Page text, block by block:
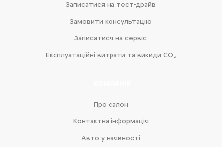
Записатися на тест-драйв
Замовити консультацію
Записатися на сервіс
Експлуатаційні витрати та викиди CO₂
Про салон
Контактна інформація
Авто у наявності